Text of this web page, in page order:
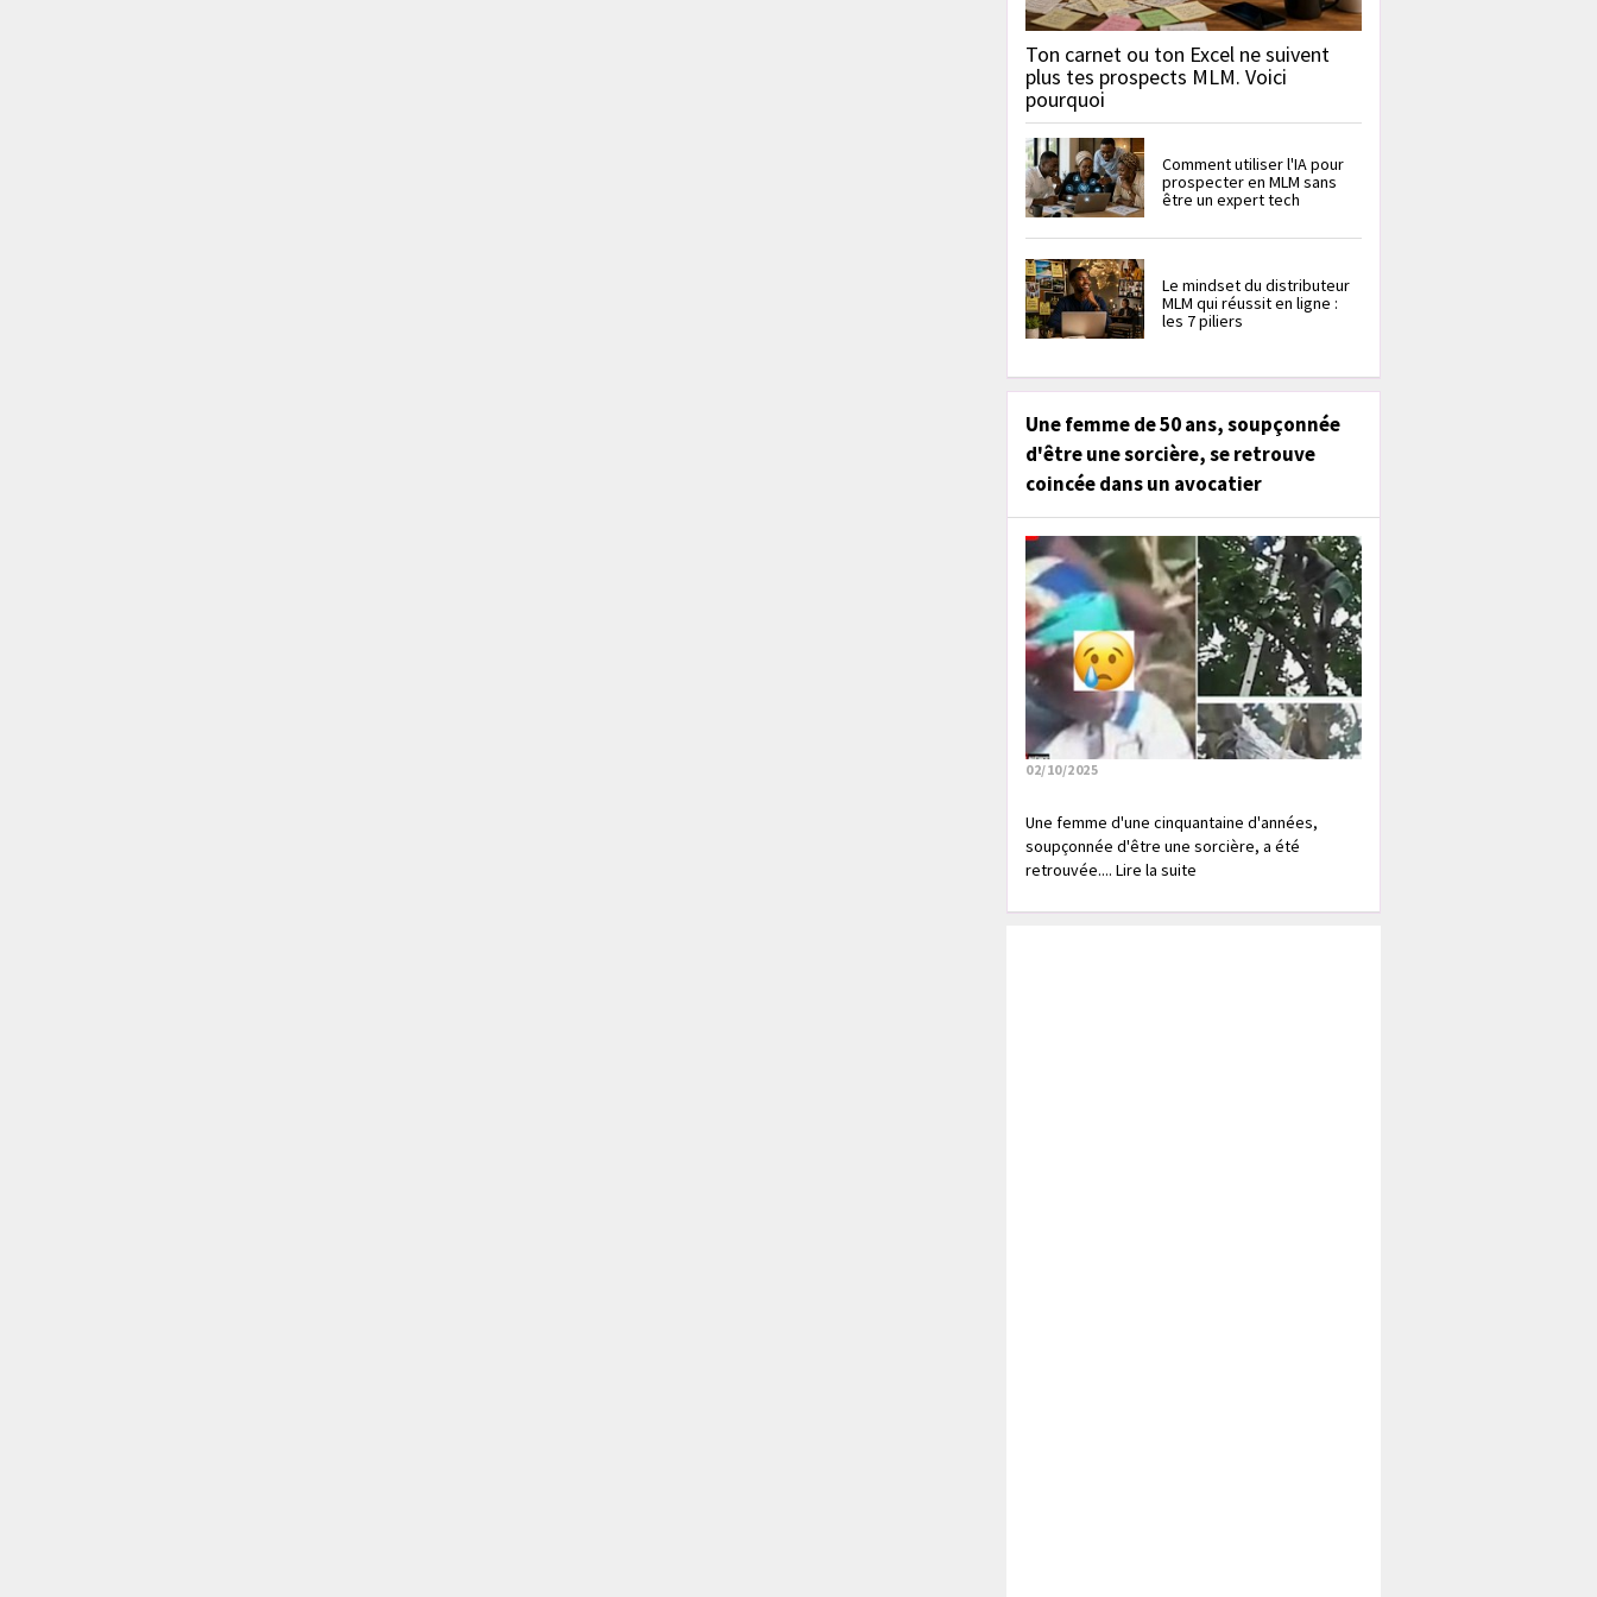
Ton carnet ou ton Excel ne suivent
plus tes prospects MLM. Voici
pourquoi
Comment utiliser l'IA pour
prospecter en MLM sans
être un expert tech
Le mindset du distributeur
MLM qui réussit en ligne :
les 7 piliers
Une femme de 50 ans, soupçonnée
d'être une sorcière, se retrouve
coincée dans un avocatier
02/10/2025
Une femme d'une cinquantaine d'années,
soupçonnée d'être une sorcière, a été
retrouvée.... Lire la suite